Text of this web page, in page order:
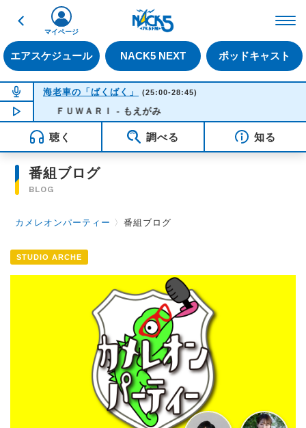
戻る
エアスケジュール NACK5 NEXT ポッドキャスト
マイページ
NOW ON AIR
海老車の「ばくばく」 (25:00-28:45)
NOW PLAYING 03:24
ＦＵＷＡＲＩ - もえがみ
聴く 調べる 知る
番組ブログ
BLOG
カメレオンパーティー 〉番組ブログ
STUDIO ARCHE